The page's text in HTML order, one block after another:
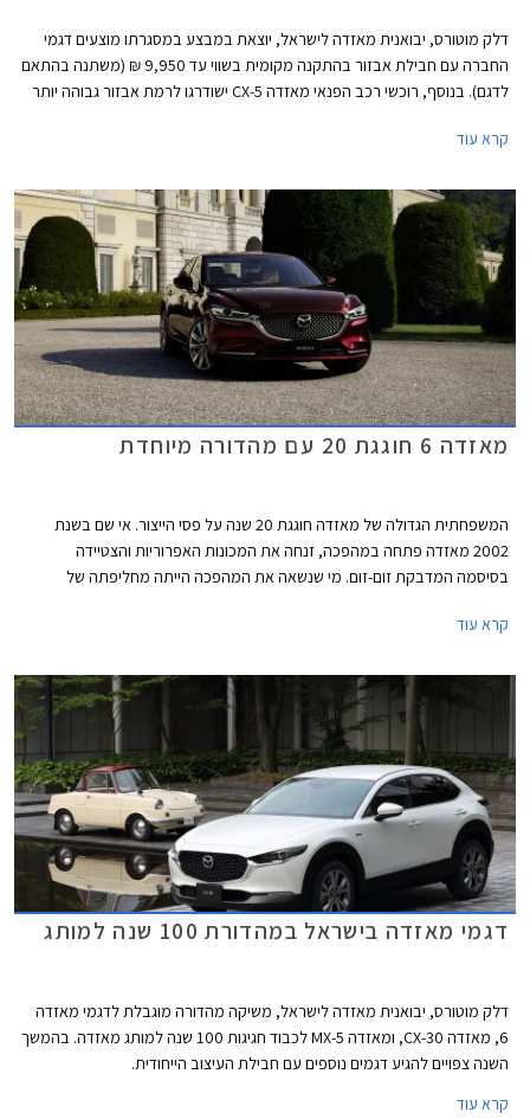
דלק מוטורס, יבואנית מאזדה לישראל, יוצאת במבצע במסגרתו מוצעים דגמי
החברה עם חבילת אבזור בהתקנה מקומית בשווי עד 9,950 ₪ (משתנה בהתאם
לדגם). בנוסף, רוכשי רכב הפנאי מאזדה CX-5 ישודרגו לרמת אבזור גבוהה יותר
התצוגה של מאזדה ברחבי הארץ.
קרא עוד
מאזדה 6 חוגגת 20 עם מהדורה מיוחדת
המשפחתית הגדולה של מאזדה חוגגת 20 שנה על פסי הייצור. אי שם בשנת
2002 מאזדה פתחה במהפכה, זנחה את המכונות האפרוריות והצטיידה
בסיסמה המדבקת זום-זום. מי שנשאה את המהפכה הייתה מחליפתה של
פנסים שקופים ומבחר צבעים שכלל גווני צהוב ואדום, תא הנוסעים זכה למראה
המכלולים עם התנהגות כביש מהנה.
קרא עוד
דגמי מאזדה בישראל במהדורת 100 שנה למותג
דלק מוטורס, יבואנית מאזדה לישראל, משיקה מהדורה מוגבלת לדגמי מאזדה
6, מאזדה CX-30, ומאזדה MX-5 לכבוד חגיגות 100 שנה למותג מאזדה. בהמשך
השנה צפויים להגיע דגמים נוספים עם חבילת העיצוב הייחודית.
קרא עוד